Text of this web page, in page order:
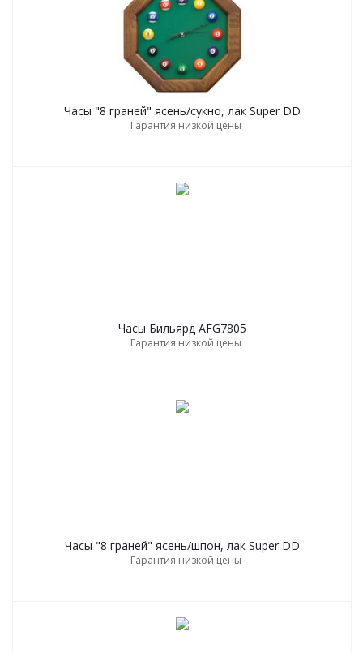
Часы "8 граней" ясень/сукно, лак Super DD
Гарантия низкой цены
Часы Бильярд AFG7805
Гарантия низкой цены
Часы "8 граней" ясень/шпон, лак Super DD
Гарантия низкой цены